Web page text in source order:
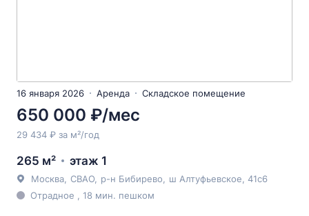
16 января 2026 Аренда Складское помещение
650 000 ₽/мес
29 434 ₽ за м²/год
265 м² этаж 1
Москва СВАО р-н Бибирево ш Алтуфьевское , 41с6
Отрадное , 18 мин. пешком